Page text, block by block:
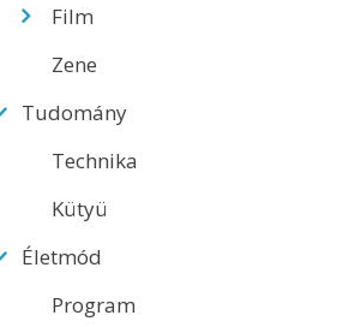
Film
Zene
Tudomány
Technika
Kütyü
Életmód
Program